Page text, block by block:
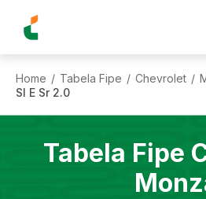
Home / Tabela Fipe / Chevrolet /
Sl E Sr 2.0
Tabela Fipe